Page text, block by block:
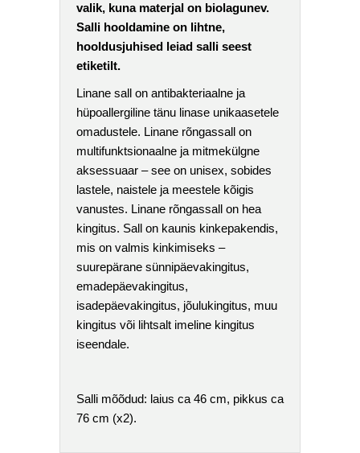
valik, kuna materjal on biolagunev.
Salli hooldamine on lihtne,
hooldusjuhised leiad salli seest
etiketilt.
Linane sall on antibakteriaalne ja
hüpoallergiline tänu linase unikaasetele
omadustele. Linane rõngassall on
multifunktsionaalne ja mitmekülgne
aksessuaar – see on unisex, sobides
lastele, naistele ja meestele kõigis
vanustes. Linane rõngassall on hea
kingitus. Sall on kaunis kinkepakendis,
mis on valmis kinkimiseks –
suurepärane sünnipäevakingitus,
emadepäevakingitus,
isadepäevakingitus, jõulukingitus, muu
kingitus või lihtsalt imeline kingitus
iseendale.
Salli mõõdud: laius ca 46 cm, pikkus ca
76 cm (x2).